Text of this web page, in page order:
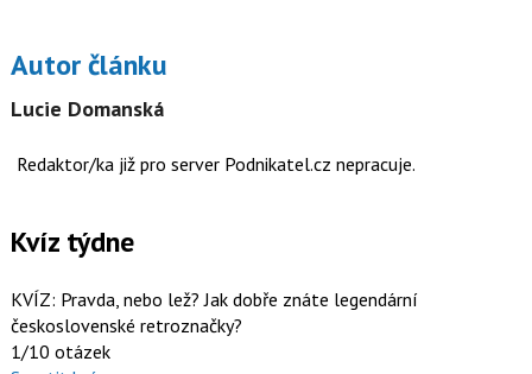
Autor článku
Lucie Domanská
Redaktor/ka již pro server Podnikatel.cz nepracuje.
Kvíz týdne
KVÍZ: Pravda, nebo lež? Jak dobře znáte legendární
československé retroznačky?
1/10 otázek